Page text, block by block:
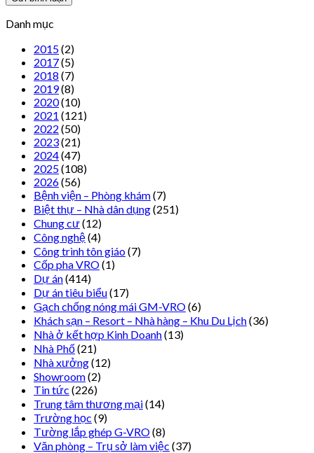
Danh mục
2015(2)
2017(5)
2018 (7)
2019(8)
2020(10)
2021 (121)
2022 (50)
2023(21)
2024(47)
2025(108)
2026(56)
Bệnh viện – Phòng khám(7)
Biệt thự – Nhà dân dụng(251)
Chung cư(12)
Công nghệ(4)
Công trình tôn giáo(7)
Cốp pha VRO(1)
Dự án(414)
Dự án tiêu biểu(17)
Gạch chống nóng mái GM-VRO(6)
Khách sạn – Resort – Nhà hàng – Khu Du Lịch(36)
Nhà ở kết hợp Kinh Doanh(13)
Nhà Phố(21)
Nhà xưởng(12)
Showroom(2)
Tin tức (226)
Trung tâm thương mại(14)
Trường học (9)
Tường lắp ghép G-VRO(8)
Văn phòng – Trụ sở làm việc (37)